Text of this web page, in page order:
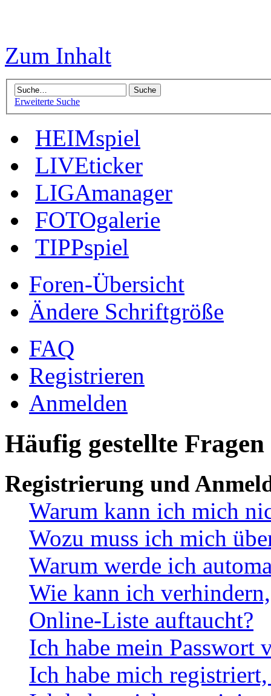
Zum Inhalt
Erweiterte Suche
HEIMspiel
LIVEticker
LIGAmanager
FOTOgalerie
TIPPspiel
Foren-Übersicht
Ändere Schriftgröße
FAQ
Registrieren
Anmelden
Häufig gestellte Fragen
Registrierung und
Warum kann ich mich
Wozu muss ich mich
Warum werde ich
Wie kann ich
Online-Liste auftaucht?
Ich habe mein Passwort
Ich habe mich